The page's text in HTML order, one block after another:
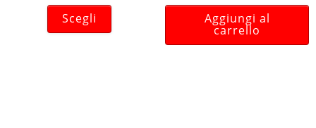
Scegli Aggiungi al
carrello